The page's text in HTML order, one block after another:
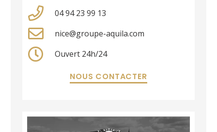
04 94 23 99 13
nice@groupe-aquila.com
Ouvert 24h/24
NOUS CONTACTER